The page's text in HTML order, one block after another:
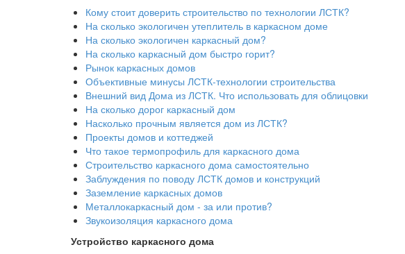
Кому стоит доверить строительство по технологии ЛСТК?
На сколько экологичен утеплитель в каркасном доме
На сколько экологичен каркасный дом?
На сколько каркасный дом быстро горит?
Рынок каркасных домов
Объективные минусы ЛСТК-технологии строительства
Внешний вид Дома из ЛСТК. Что использовать для облицовки
На сколько дорог каркасный дом
Насколько прочным является дом из ЛСТК?
Проекты домов и коттеджей
Что такое термопрофиль для каркасного дома
Строительство каркасного дома самостоятельно
Заблуждения по поводу ЛСТК домов и конструкций
Заземление каркасных домов
Металлокаркасный дом - за или против?
Звукоизоляция каркасного дома
Устройство каркасного дома